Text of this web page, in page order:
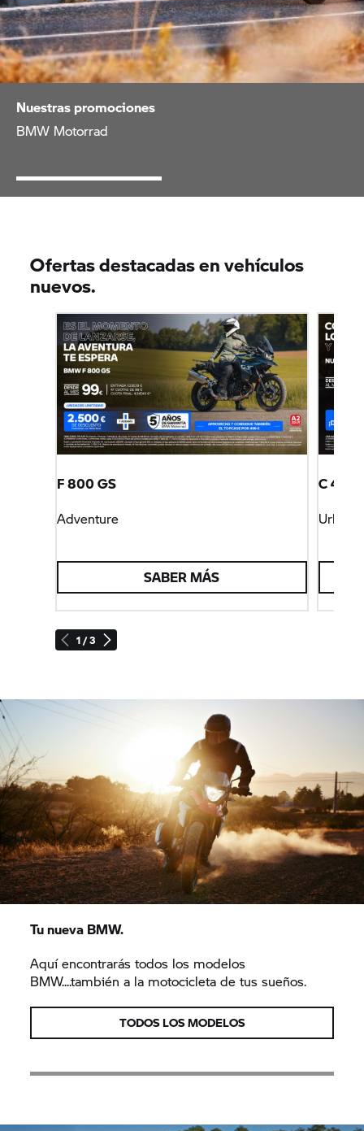
Nuestras promociones
BMW Motorrad
Ofertas destacadas en vehículos
nuevos.
1 / 3
F 800 GS
Adventure
SABER MÁS
C 400
Urban
Tu nueva BMW.
Aquí encontrarás todos los modelos
BMW....también a la motocicleta de tus sueños.
TODOS LOS MODELOS